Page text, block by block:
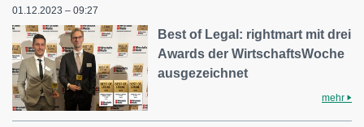
01.12.2023 – 09:27
Best of Legal: rightmart mit drei
Awards der WirtschaftsWoche
ausgezeichnet
mehr